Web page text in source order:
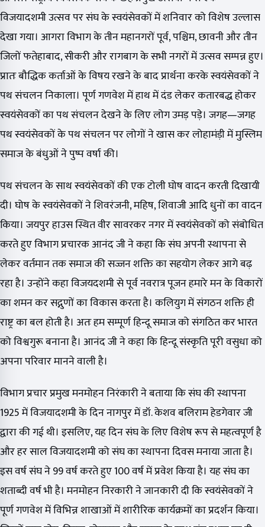
विजयादशमी उत्सव पर संघ के स्वयंसेवकों में शनिवार को विशेष उल्लास
देखा गया। आगरा विभाग के तीन महानगरों पूर्व, पश्चिम, छावनी और तीन
जिलों फतेहाबाद, सीकरी और रागबाग के सभी नगरों में उत्सव सम्पन्न हुए।
प्रातः बौद्धिक कर्ताओं के विषय रखने के बाद प्रार्थना करके स्वयंसेवकों ने
पथ ​संचलन निकाला। पूर्ण गणवेश में हाथ में दंड लेकर कतारबद्ध होकर
स्वयंसेवकों का पथ संचलन देखने के लिए लोग उमड़ पड़े। जगह—जगह
पथ स्वयंसेवकों के पथ संचलन पर लोगों ने खास कर लोहामंड़ी में मुस्लिम
समाज के बंधुओं ने पुष्प वर्षा की।
पथ संचलन के साथ स्वयंसेवकों की एक टोली घोष वादन करती दिखायी
दी। घोष के स्वयंसेवकों ने शिवरंजनी, महिष, शिवाजी आदि धुनों का वादन
किया। जयपुर हाउस स्थित वीर सावरकर नगर में स्वयंसेवकों को संबोधित
करते हुए विभाग प्रचारक आनंद जी ने कहा कि संघ अपनी स्थापना से
लेकर वर्तमान तक समाज की सज्जन शक्ति का सहयोग लेकर आगे बढ़
रहा है। उन्होंने कहा विजयदशमी से पूर्व नवरात्र पूजन हमारे मन के विकारों
का शमन कर सद्गुणों का विकास करता है। कलियुग में संगठन शक्ति ही
राष्ट्र का बल होती है। अतः हम सम्पूर्ण हिन्दू समाज को संगठित कर भारत
को विश्वगुरू बनाना है। आनंद जी ने कहा कि हिन्दू संस्कृति पूरी वसुधा को
अपना परिवार मानने वाली है।
विभाग प्रचार प्रमुख मनमोहन निरंकारी ने बताया कि संघ की स्थापना
1925 में विजयादशमी के दिन नागपुर में डॉ. केशव बलिराम हेडगेवार जी
द्वारा की गई थी। इसलिए, यह दिन संघ के लिए विशेष रूप से महत्वपूर्ण है
और हर साल विजयादशमी को संघ का स्थापना दिवस मनाया जाता है।
इस वर्ष संघ ने 99 वर्ष करते हुए 100 वर्ष में प्रवेश किया है। यह संघ का
शताब्दी वर्ष भी है। मनमोहन निरकारी ने जानकारी दी कि स्वयंसेवकों ने
पूर्ण गणवेश में विभिन्न शाखाओं में शारीरिक कार्यक्रमों का प्रदर्शन किया।